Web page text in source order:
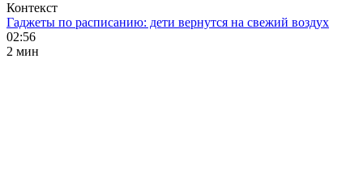
Контекст
Гаджеты по расписанию: дети вернутся на свежий воздух
02:56
2 мин